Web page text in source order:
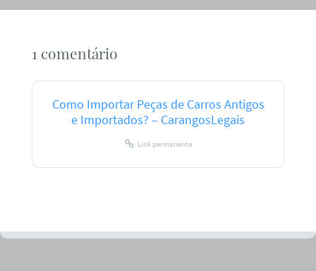
1 comentário
Como Importar Peças de Carros Antigos
e Importados? – CarangosLegais
Link permanente